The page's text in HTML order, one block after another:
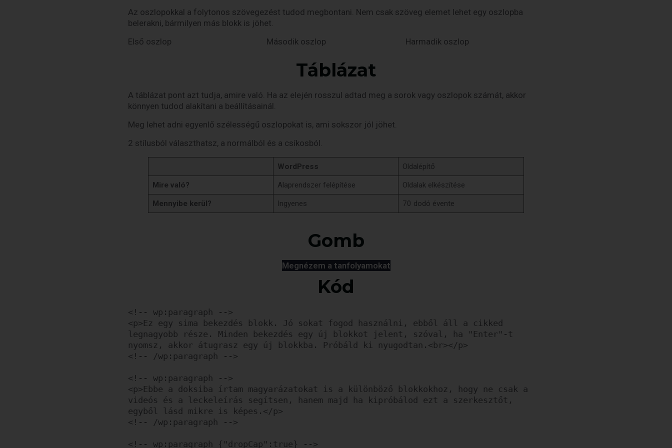
Az oszlopokkal a folytonos szövegezést tudod megbontani. Nem csak szöveg elemet lehet egy oszlopba
belerakni, bármilyen más blokk is jöhet.
Első oszlop
Második oszlop Harmadik oszlop
Táblázat
A táblázat pont azt tudja, amire való. Ha az elején rosszul adtad meg a sorok vagy oszlopok számát, akkor
könnyen tudod alakítani a beállításainál.
Meg lehet adni egyenlő szélességű oszlopokat is, ami sokszor jól jöhet.
2 stílusból választhatsz, a normálból és a csíkosból.
WordPress Oldalépítő
Mire való? Alaprendszer felépítése Oldalak elkészítése
Mennyibe kerül? Ingyenes 70 dodó évente
Gomb
Megnézem a tanfolyamokat
Kód
<!-- wp:paragraph -->
<p>Ez egy sima bekezdés blokk. Jó sokat fogod használni, ebből áll a cikked
legnagyobb része. Minden bekezdés egy új blokkot jelent, szóval, ha "Enter"-t
nyomsz, akkor átugrasz egy új blokkba. Próbáld ki nyugodtan.<br></p>
<!-- /wp:paragraph -->
<!-- wp:paragraph -->
<p>Ebbe a doksiba írtam magyarázatokat is a különböző blokkokhoz, hogy ne csak a
videós és a leckeleírás segítsen, hanem majd ha kipróbálod ezt a szerkesztőt,
egyből lásd mikre is képes.</p>
<!-- /wp:paragraph -->
<!-- wp:paragraph {"dropCap":true} -->